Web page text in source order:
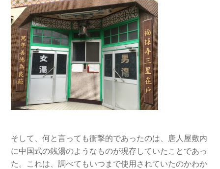
そして、何と言っても衝撃的であったのは、唐人屋敷内
に中国式の銭湯のようなものが現存していたことであっ
た。これは、調べてもいつまで使用されていたのかわか